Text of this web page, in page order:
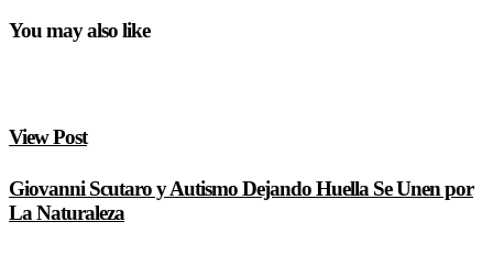
You may also like
View Post
Giovanni Scutaro y Autismo Dejando Huella Se Unen por
La Naturaleza